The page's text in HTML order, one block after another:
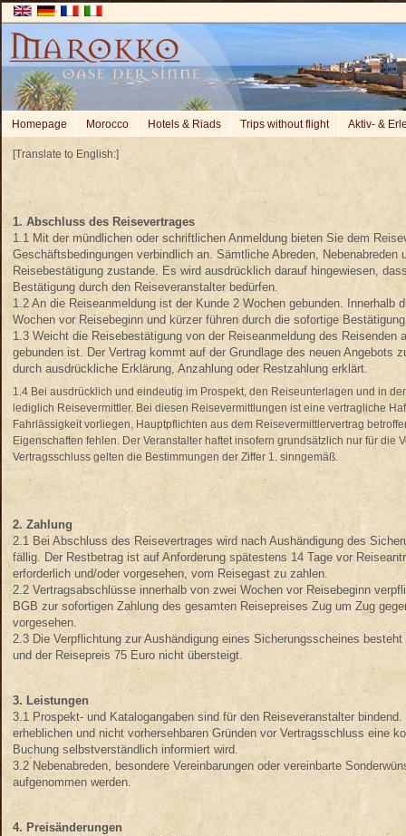
Homepage Morocco Hotels & Riads Trips without flight Aktiv- &
[Translate to English:]
1. Abschluss des Reisevertrages
1.1 Mit der mündlichen oder schriftlichen Anmeldung bieten Sie dem
Geschäftsbedingungen verbindlich an. Sämtliche Abreden,
Reisebestätigung zustande. Es wird ausdrücklich darauf hingewiesen,
Bestätigung durch den Reiseveranstalter bedürfen.
1.2 An die Reiseanmeldung ist der Kunde 2 Wochen gebunden.
Wochen vor Reisebeginn und kürzer führen durch die sofortige
1.3 Weicht die Reisebestätigung von der Reiseanmeldung des
gebunden ist. Der Vertrag kommt auf der Grundlage des neuen Angebots
durch ausdrückliche Erklärung, Anzahlung oder Restzahlung erklärt.
1.4 Bei ausdrücklich und eindeutig im Prospekt, den Reiseunterlagen und in
lediglich Reisevermittler. Bei diesen Reisevermittlungen ist eine vertragliche
Fahrlässigkeit vorliegen, Hauptpflichten aus dem Reisevermittlervertrag
Eigenschaften fehlen. Der Veranstalter haftet insofern grundsätzlich nur für
Vertragsschluss gelten die Bestimmungen der Ziffer 1. sinngemäß.
2. Zahlung
2.1 Bei Abschluss des Reisevertrages wird nach Aushändigung des
fällig. Der Restbetrag ist auf Anforderung spätestens 14 Tage vor
erforderlich und/oder vorgesehen, vom Reisegast zu zahlen.
2.2 Vertragsabschlüsse innerhalb von zwei Wochen vor Reisebeginn
BGB zur sofortigen Zahlung des gesamten Reisepreises Zug um Zug
vorgesehen.
2.3 Die Verpflichtung zur Aushändigung eines Sicherungsscheines
und der Reisepreis 75 Euro nicht übersteigt.
3. Leistungen
3.1 Prospekt- und Katalogangaben sind für den Reiseveranstalter
erheblichen und nicht vorhersehbaren Gründen vor Vertragsschluss eine
Buchung selbstverständlich informiert wird.
3.2 Nebenabreden, besondere Vereinbarungen oder vereinbarte
aufgenommen werden.
4. Preisänderungen